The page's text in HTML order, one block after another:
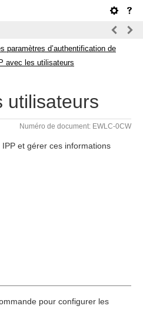
paramètres d’authentification de
avec les utilisateurs
utilisateurs
Numéro de document: EWLC-0CW
IPP et gérer ces informations
pour configurer les